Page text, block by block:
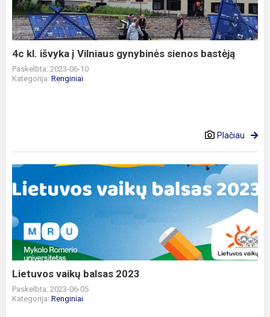
Vilniaus
gynybinės
sienos
bastėją
4c kl. išvyka į Vilniaus gynybinės sienos bastėją
Paskelbta: 2023-06-10
Kategorija: Renginiai
Plačiau
Lietuvos
vaikų
balsas
2023
Lietuvos vaikų balsas 2023
Paskelbta: 2023-06-05
Kategorija: Renginiai